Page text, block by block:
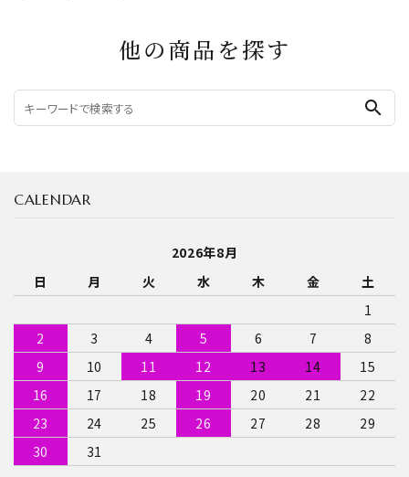
他の商品を探す
search
CALENDAR
2026年8月
日
月 火 水 木 金
土
1
2
3 4 5 6 7
8
9
10 11 12 13 14
15
16
17 18 19 20 21
22
23
24 25 26 27 28
29
30
31